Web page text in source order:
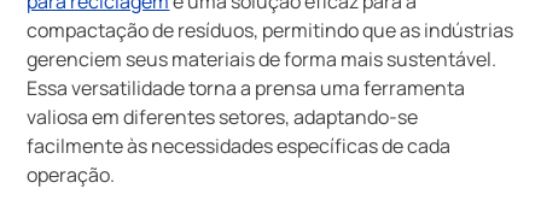
compactação de resíduos, permitindo que as indústrias
gerenciem seus materiais de forma mais sustentável.
Essa versatilidade torna a prensa uma ferramenta
valiosa em diferentes setores, adaptando-se
facilmente às necessidades específicas de cada
operação.